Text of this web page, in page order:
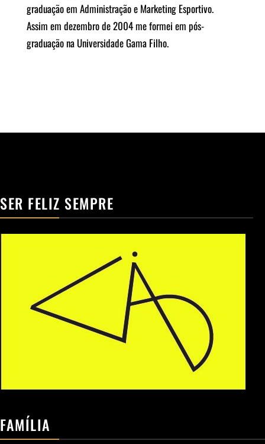
graduação em Administração e Marketing Esportivo.
Assim em dezembro de 2004 me formei em pós-
graduação na Universidade Gama Filho.
SER FELIZ SEMPRE
FAMÍLIA